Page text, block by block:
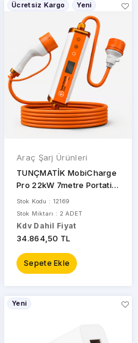
Ücretsiz Kargo Yeni
Araç Şarj Ürünleri
TUNÇMATİK MobiCharge
Pro 22kW 7metre Portatif
Araç Şarj
Stok Kodu : 12169
Stok Miktarı : 2 ADET
Kdv Dahil Fiyat
34.864,50 TL
Sepete Ekle
Yeni